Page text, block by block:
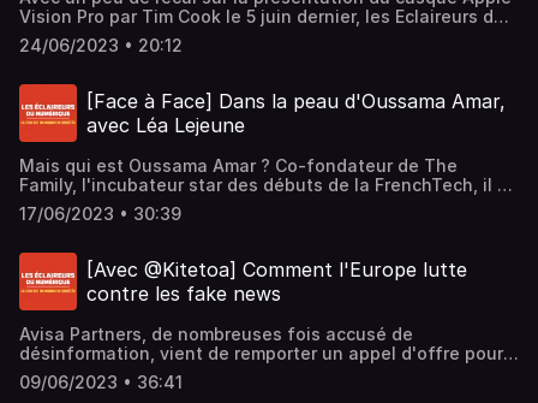
Vision Pro par Tim Cook le 5 juin dernier, les Eclaireurs du
Numérique décryptent la nouvelle stratégie qu'Apple
semble mettre en place. Avec Damien Douani, Bertrand
ausha.co/politique-de-confidentialite pour plus
d'informations.
24/06/2023 • 20:12
[Face à Face] Dans la peau d'Oussama Amar,
avec Léa Lejeune
Mais qui est Oussama Amar ? Co-fondateur de The
Family, l'incubateur star des débuts de la FrenchTech, il en
a été le meilleur ambassadeur avant d'en devenir l'un de
ses fossoyeurs. Jusqu'à devenir un personnage très
miroir de 10 ans de folie start-ups en France avec Léa
Lejeune, auteure du podcast documentaire "Oussama le
magnifique". Elle est interviewé par Damien
confidentialite pour plus d'informations.
17/06/2023 • 30:39
[Avec @Kitetoa] Comment l'Europe lutte
contre les fake news
Avisa Partners, de nombreuses fois accusé de
désinformation, vient de remporter un appel d'offre pour
aider l’Union Européenne à lutter contre... la
désinformation ! Les Eclaireurs du Numérique invitent
09/06/2023 • 36:41